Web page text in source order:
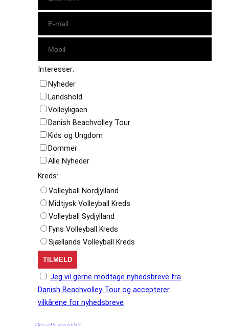
Interesser:
Nyheder
Landshold
Volleyligaen
Danish Beachvolley Tour
Kids og Ungdom
Dommer
Alle Nyheder
Kreds:
Volleyball Nordjylland
Midtjysk Volleyball Kreds
Volleyball Sydjylland
Fyns Volleyball Kreds
Sjællands Volleyball Kreds
Jeg vil gerne modtage nyhedsbreve fra
Danish Beachvolley Tour og accepterer
vilkårene for nyhedsbreve